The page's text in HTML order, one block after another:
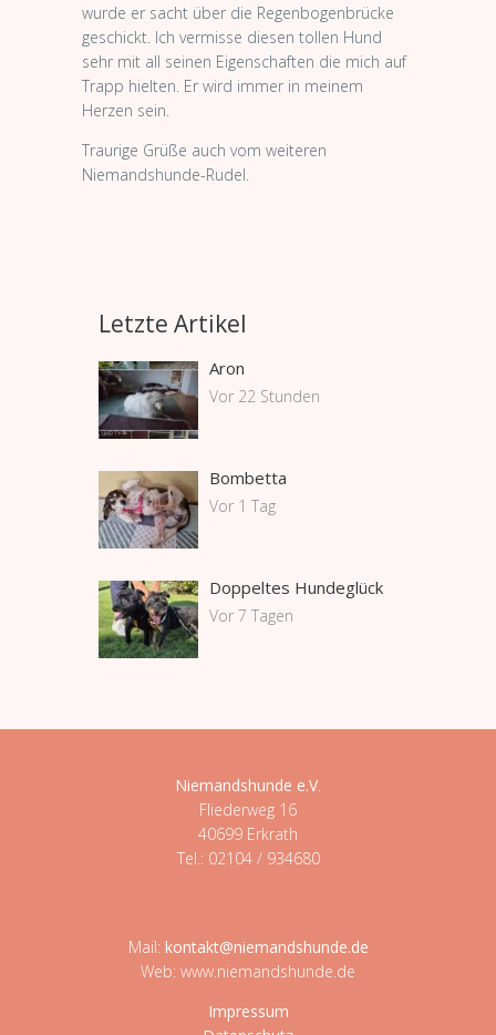
wurde er sacht über die Regenbogenbrücke
geschickt. Ich vermisse diesen tollen Hund
sehr mit all seinen Eigenschaften die mich auf
Trapp hielten. Er wird immer in meinem
Herzen sein.
Traurige Grüße auch vom weiteren
Niemandshunde-Rudel.
Letzte Artikel
Aron
Vor 22 Stunden
Bombetta
Vor 1 Tag
Doppeltes Hundeglück
Vor 7 Tagen
Niemandshunde e.V
Fliederweg 16
40699 Erkrath
Tel.: 02104 / 934680
Mail: kontakt@niemandshunde.de
Web: www.niemandshunde.de
Impressum